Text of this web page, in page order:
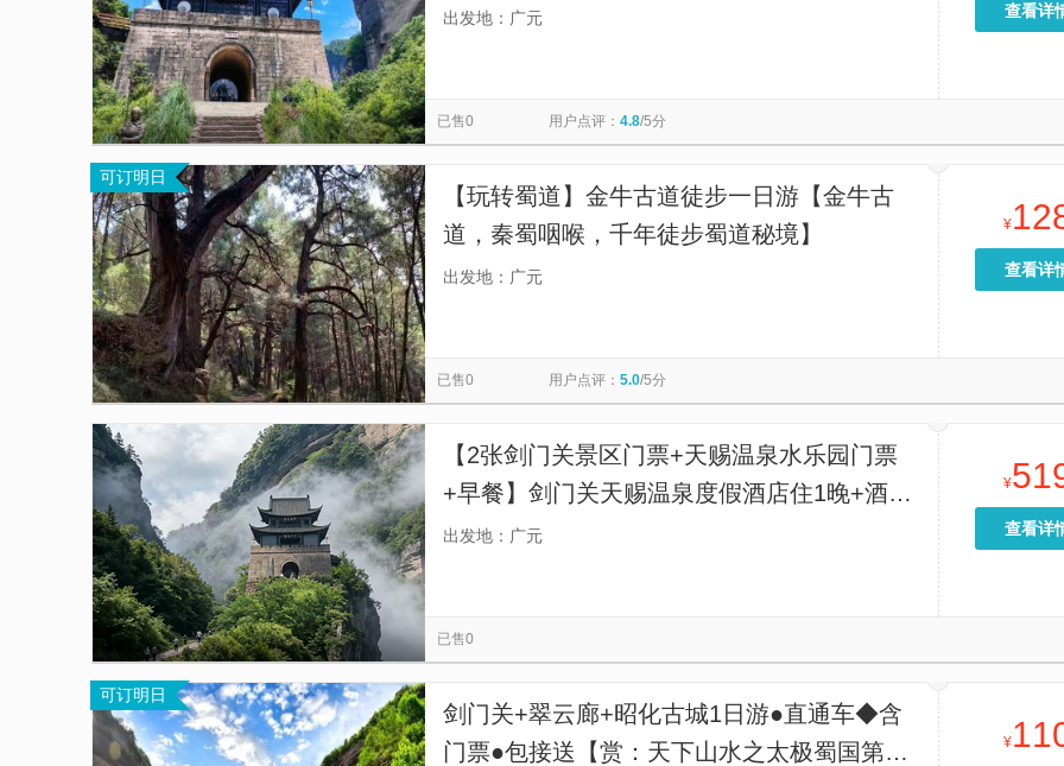
蜀道天险】
出发地：广元 查看详
已售0 用户点评： 4.8/5分
可订明日
【玩转蜀道】金牛古道徒步一日游【金牛古
道，秦蜀咽喉，千年徒步蜀道秘境】
出发地：广元
¥
查看详
已售0 用户点评： 5.0/5分
【2张剑门关景区门票+天赐温泉水乐园门票
+早餐】剑门关天赐温泉度假酒店住1晚+酒店
免费停车
出发地：广元
¥
查看详
已售0
可订明日
剑门关+翠云廊+昭化古城1日游●直通车◆含
门票●包接送【赏：天下山水之太极蜀国第二
¥